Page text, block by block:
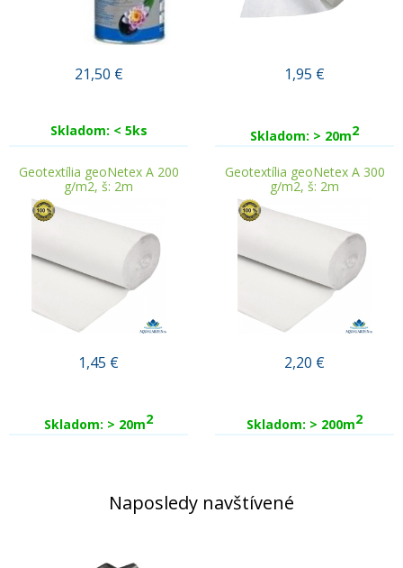
21,50 €
Skladom: < 5ks
1,95 €
Skladom: > 20m2
Geotextília geoNetex A 200
g/m2, š: 2m
1,45 €
Skladom: > 20m2
Geotextília geoNetex A 300
g/m2, š: 2m
2,20 €
Skladom: > 200m2
Naposledy navštívené